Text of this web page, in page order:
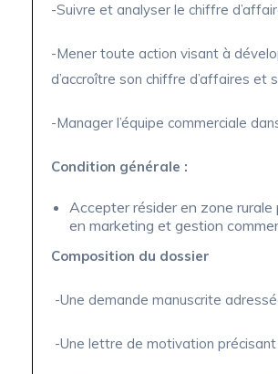
-Suivre et analyser le chiffre
-Mener toute action visant à
d’accroître son chiffre d’affaires et
-Manager l’équipe commerciale
Condition générale :
Accepter résider en zone
en marketing et gestion
Composition du dossier
-Une demande manuscrite
-Une lettre de motivation